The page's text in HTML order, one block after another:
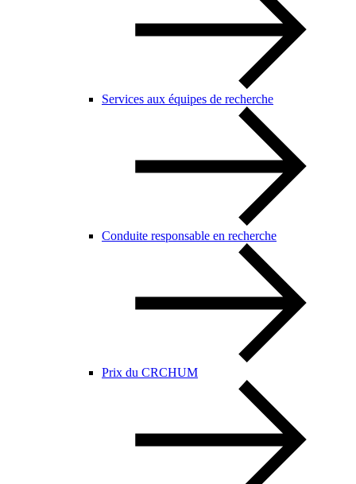
Services aux équipes de recherche
Conduite responsable en recherche
Prix du CRCHUM